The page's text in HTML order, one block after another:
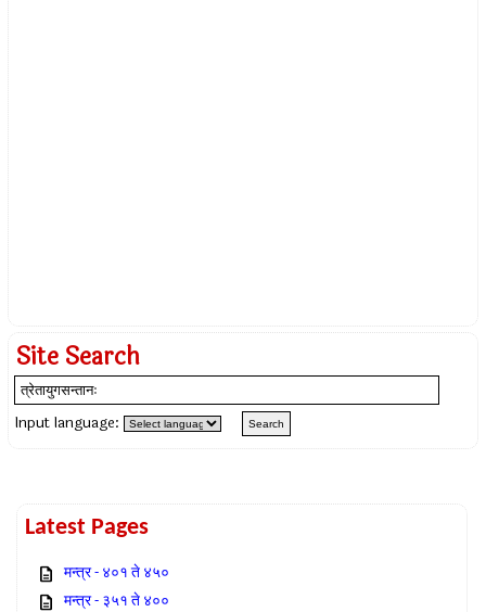
Site Search
Input language:
Latest Pages
मन्त्र - ४०१ ते ४५०
मन्त्र - ३५१ ते ४००